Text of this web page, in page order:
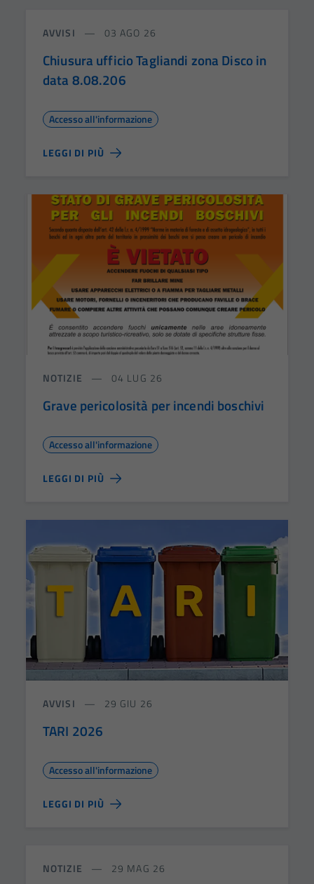
AVVISI 03 AGO 26
Chiusura ufficio Tagliandi zona Disco in
data 8.08.206
Accesso all'informazione
LEGGI DI PIÙ
NOTIZIE 04 LUG 26
Grave pericolosità per incendi boschivi
Accesso all'informazione
LEGGI DI PIÙ
AVVISI 29 GIU 26
TARI 2026
Accesso all'informazione
LEGGI DI PIÙ
NOTIZIE 29 MAG 26